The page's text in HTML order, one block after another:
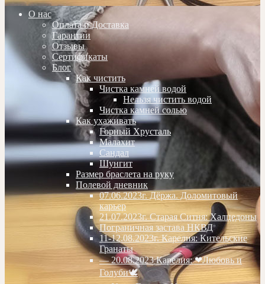
О нас
Оплата и Доставка
Гарантии
Отзывы
Сертификаты
Блог
Как чистить
Чистка камней водой
Нельзя чистить водой
Чистка камней солью
Как ухаживать
Горный Хрусталь
Малахит
Сандал
Шунгит
Размер браслета на руку
Полевой дневник
07.06.2023г. Дёржа. Доломитовый
карьер
21.07.2023г. Старая Ситня: Халцедоны
Пограничная застава НКВД
11-12.08.2023г. Карелия: Кительские
Гранаты
— 20.08.2023 Карелия: ❤Любовь и
Голуби🕊